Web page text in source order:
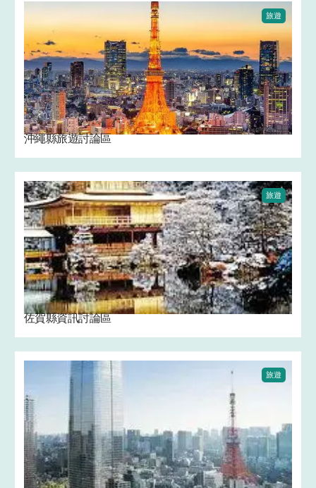
旅遊
沖繩縣旅遊討論區
旅遊
佐賀縣資訊討論區
旅遊